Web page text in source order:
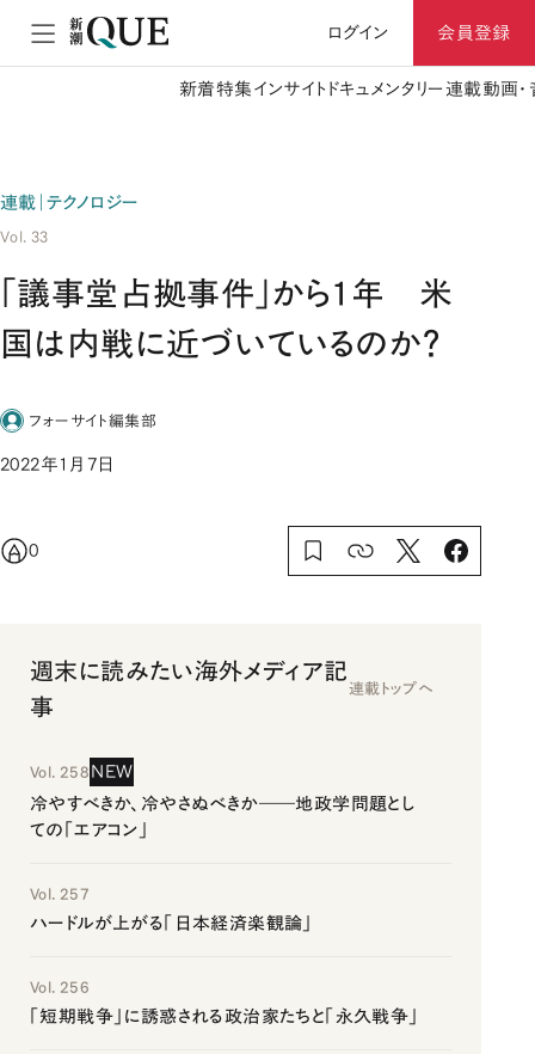
ログイン 会員登録
新着特集 インサイト ドキュメンタリー 連載動画
連載｜テクノロジー
Vol. 33
「議事堂占拠事件」から1年 米
国は内戦に近づいているのか？
フォーサイト編集部
2022年1月7日
0
週末に読みたい海外メディア記
事
連載トップへ
Vol. 258 NEW
冷やすべきか、冷やさぬべきか――地政学問題とし
ての「エアコン」
Vol. 257
ハードルが上がる「日本経済楽観論」
Vol. 256
「短期戦争」に誘惑される政治家たちと「永久戦争」